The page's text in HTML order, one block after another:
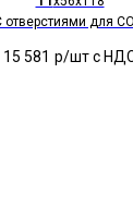
отверстиями для
15 581 р/шт c